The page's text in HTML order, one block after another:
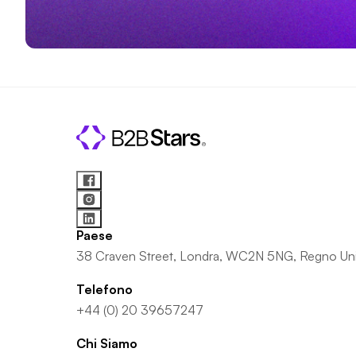
Paese
38 Craven Street, Londra, WC2N 5NG, Regno
Telefono
+44 (0) 20 39657247
Chi Siamo